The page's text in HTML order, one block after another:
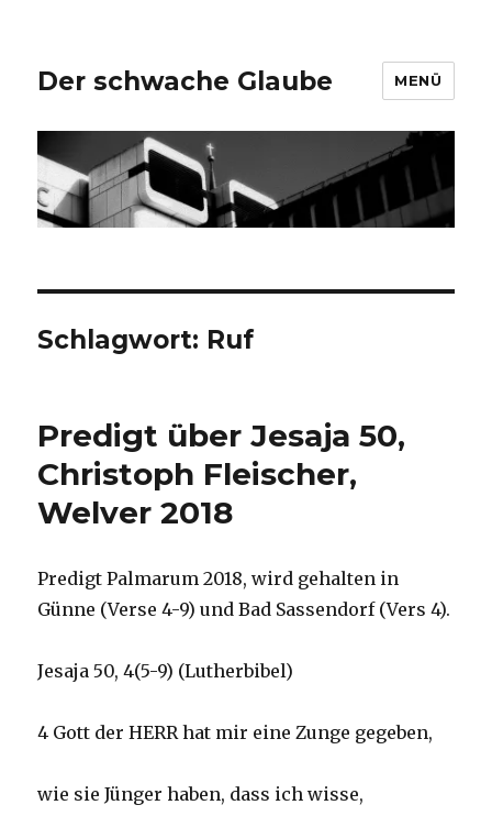
Der schwache Glaube MENÜ
Schlagwort: Ruf
Predigt über Jesaja 50,
Christoph Fleischer,
Welver 2018
Predigt Palmarum 2018, wird gehalten in
Günne (Verse 4-9) und Bad Sassendorf (Vers 4).
Jesaja 50, 4(5-9) (Lutherbibel)
4 Gott der HERR hat mir eine Zunge gegeben,
wie sie Jünger haben, dass ich wisse,